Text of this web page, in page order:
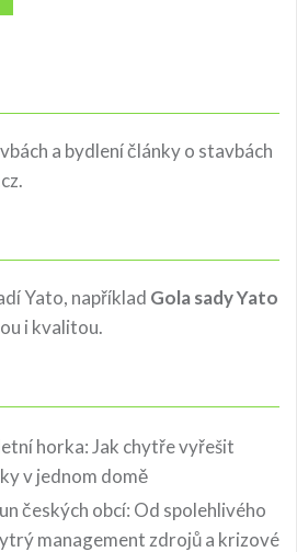
a bydleníčlánky o stavbách
Yato, například Gola sady Yato
i kvalitou.
horka: Jak chytře vyřešit
v jednom domě
českých obcí: Od spolehlivého
management zdrojů a krizové